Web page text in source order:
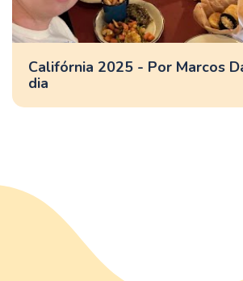
Califórnia 2025 - Por Marcos
dia